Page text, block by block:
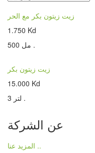
زيت زيتون بكر مع الحر
1.750 Kd
500 مل .
زيت زيتون بكر
15.000 Kd
3 لتر .
عن الشركة
المزيد عنا ..